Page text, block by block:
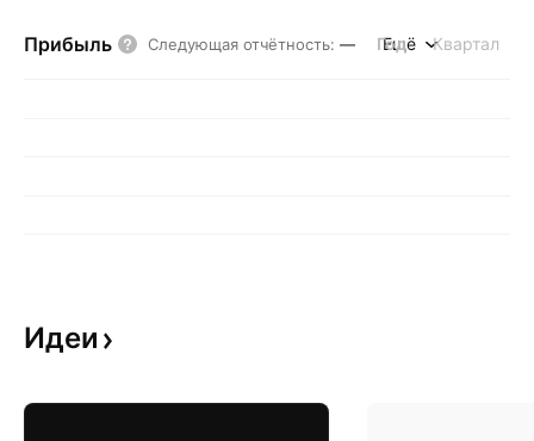
Прибыль Следующая отчётность: — Год Квартал
Ещё
Идеи